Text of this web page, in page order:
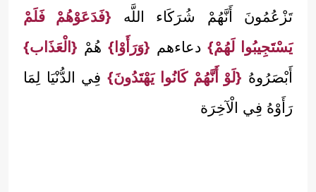
تَزْعُمُونَ أَنَّهُمْ شُرَكَاء اللَّه {فَدَعَوْهُمْ فَلَمْ
يَسْتَجِيبُوا لَهُمْ} دعاءهم {وَرَأَوْا} هُمْ {الْعَذَاب}
أَبْصَرُوهُ {لَوْ أَنَّهُمْ كَانُوا يَهْتَدُونَ}فِي الدُّنْيَا لِمَا
رَأَوْهُ فِي الْآخِرَة